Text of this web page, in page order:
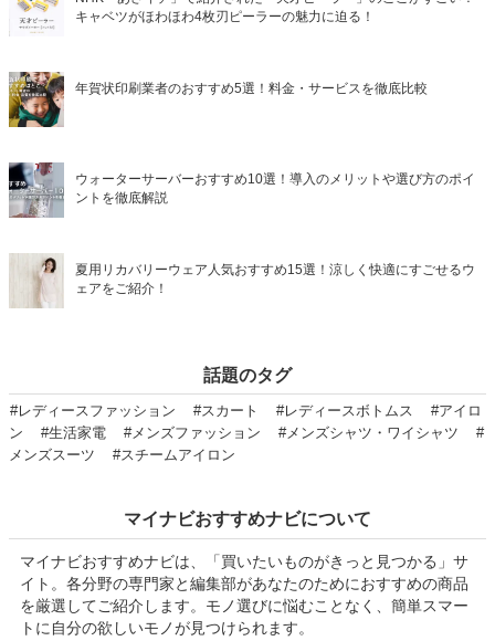
キャベツがほわほわ4枚刃ピーラーの魅力に迫る！
年賀状印刷業者のおすすめ5選！料金・サービスを徹底比較
ウォーターサーバーおすすめ10選！導入のメリットや選び方のポイ
ントを徹底解説
夏用リカバリーウェア人気おすすめ15選！涼しく快適にすごせるウ
ェアをご紹介！
話題のタグ
#レディースファッション #スカート #レディースボトムス
#アイロ
ン
#生活家電 #メンズファッション #メンズシャツ・ワイシャツ
#
メンズスーツ
#スチームアイロン
マイナビおすすめナビについて
マイナビおすすめナビは、「買いたいものがきっと見つかる」サ
イト。各分野の専門家と編集部があなたのためにおすすめの商品
を厳選してご紹介します。モノ選びに悩むことなく、簡単スマー
トに自分の欲しいモノが見つけられます。